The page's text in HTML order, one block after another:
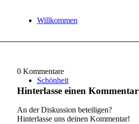
Willkommen
Schönheit
0 Kommentare
Hinterlasse einen Kommentar
An der Diskussion beteiligen?
Hinterlasse uns deinen Kommentar!